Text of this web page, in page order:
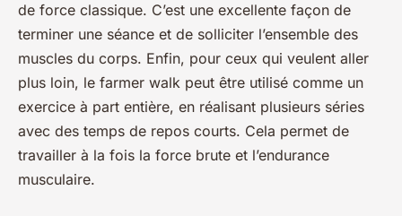
de force classique. C’est une excellente façon de
terminer une séance et de solliciter l’ensemble des
muscles du corps. Enfin, pour ceux qui veulent aller
plus loin, le farmer walk peut être utilisé comme un
exercice à part entière, en réalisant plusieurs séries
avec des temps de repos courts. Cela permet de
travailler à la fois la force brute et l’endurance
musculaire.